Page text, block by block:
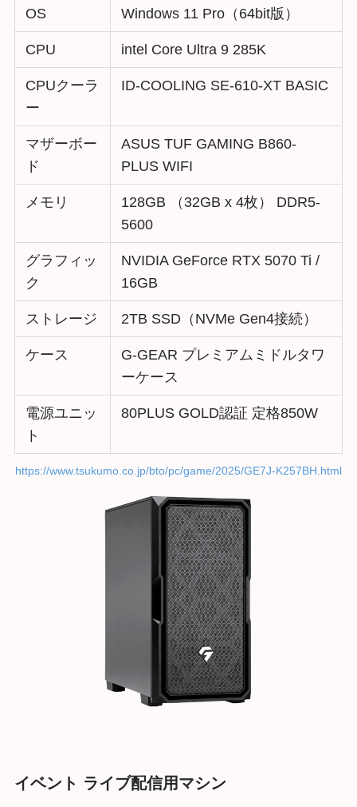
OS Windows 11 Pro（64bit版）
CPU intel Core Ultra 9 285K
CPUクーラ
ー
ID-COOLING SE-610-XT BASIC
マザーボー
ド
ASUS TUF GAMING B860-
PLUS WIFI
メモリ
128GB （32GB x 4枚） DDR5-
5600
グラフィッ
ク
NVIDIA GeForce RTX 5070 Ti /
16GB
ストレージ 2TB SSD（NVMe Gen4接続）
ケース
G-GEAR プレミアムミドルタワ
ーケース
電源ユニッ
ト
80PLUS GOLD認証 定格850W
https://www.tsukumo.co.jp/bto/pc/game/2025/GE7J-K257BH.html
イベント ライブ配信用マシン